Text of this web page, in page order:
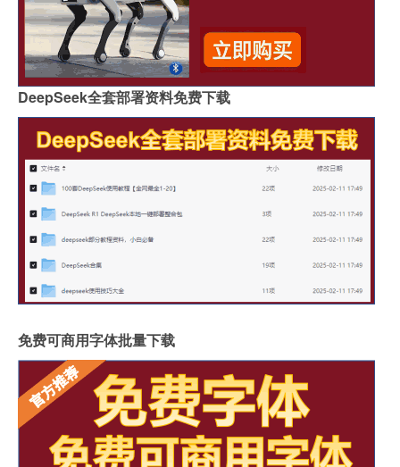
DeepSeek全套部署资料免费下载
免费可商用字体批量下载